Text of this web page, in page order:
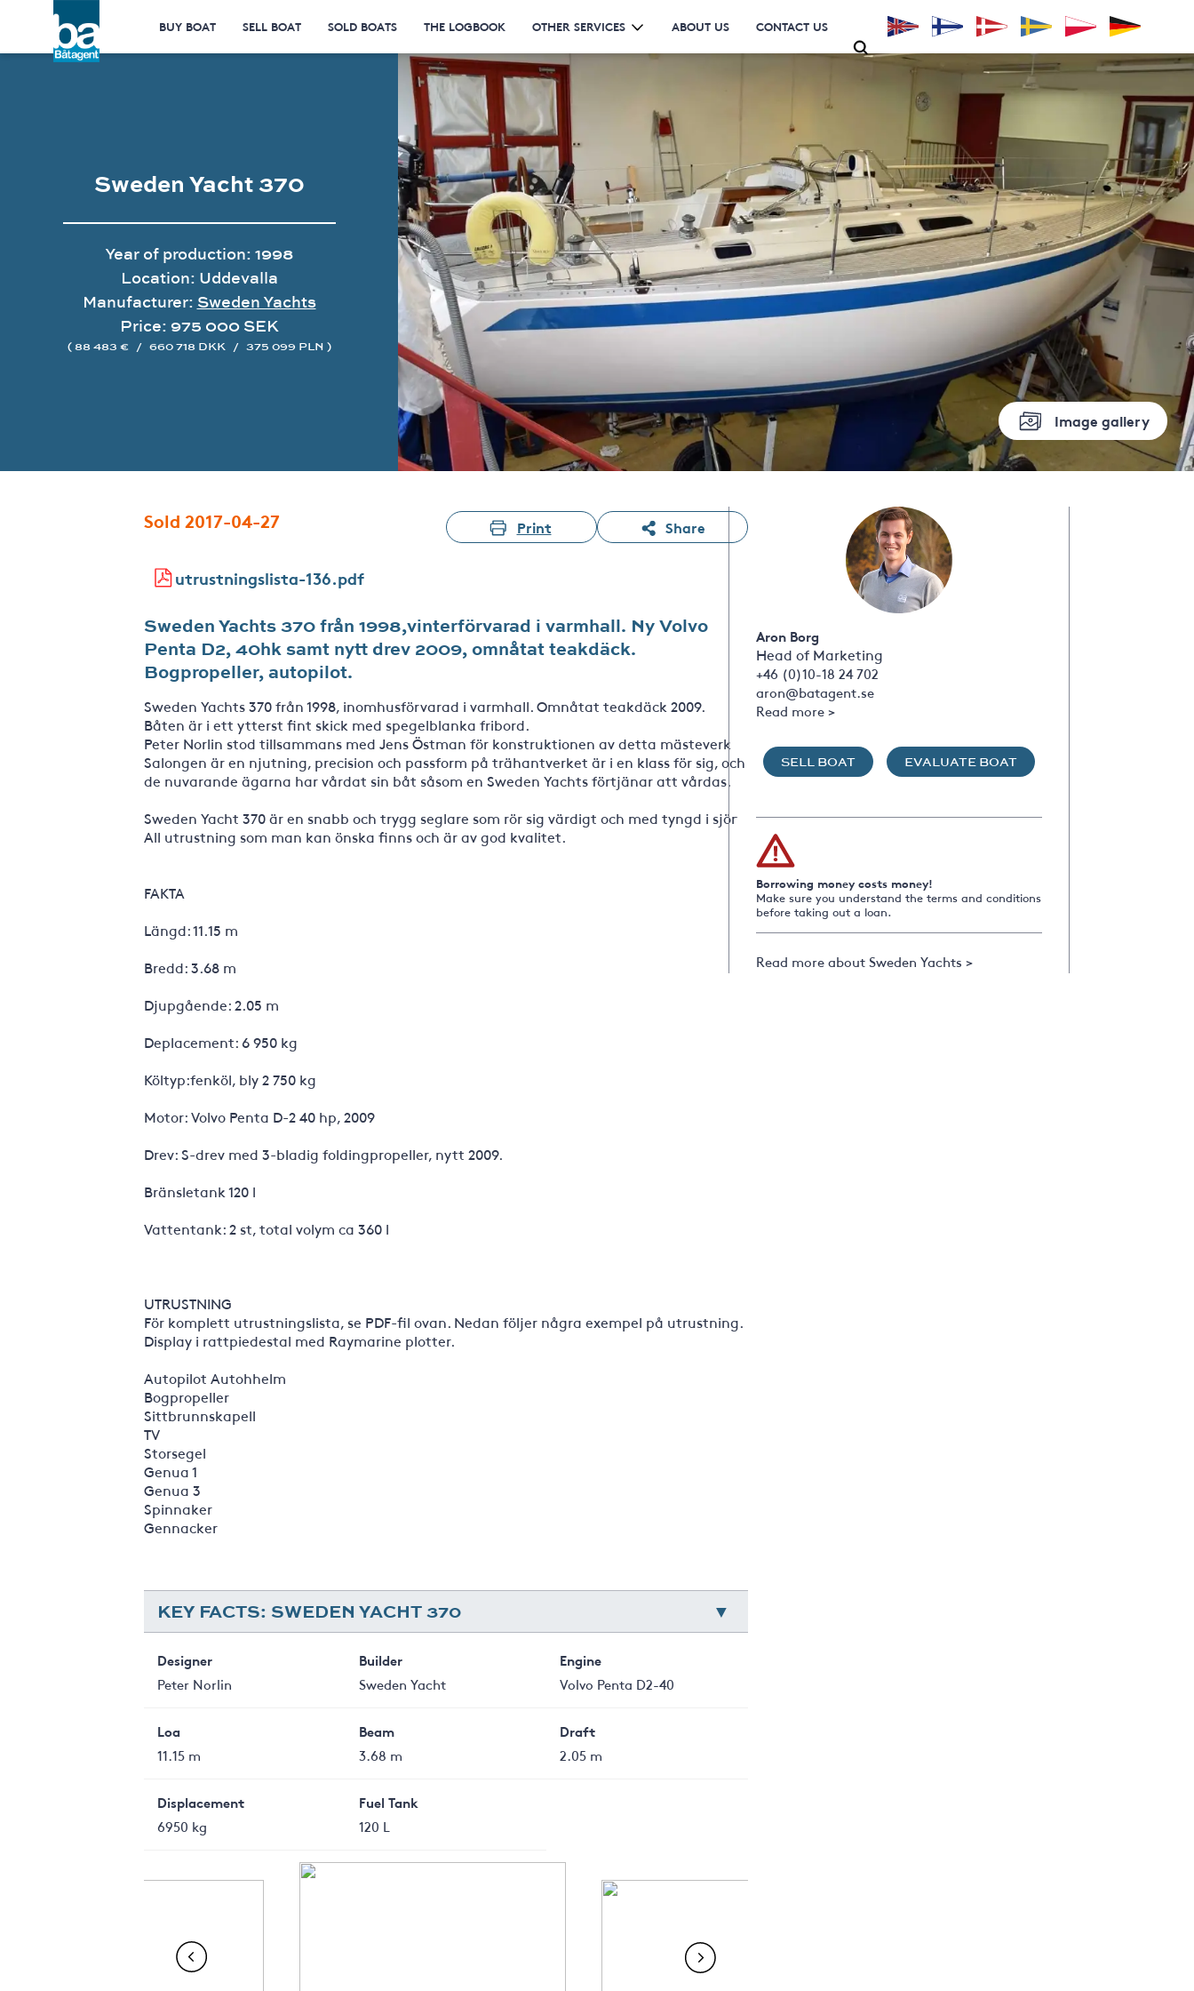
BUY BOAT SELL BOAT SOLD BOATS THE LOGBOOK OTHER SERVICES ABOUT US CONTACT US
Image gallery
Sweden Yacht 370
Year of production: 1998
Location: Uddevalla
Manufacturer: Sweden Yachts
Price: 975 000 SEK
( 88 483 € / 660 718 DKK / 375 099 PLN )
Sold 2017-04-27 Print Share
utrustningslista-136.pdf
Sweden Yachts 370 från 1998,vinterförvarad i varmhall. Ny Volvo
Penta D2, 40hk samt nytt drev 2009, omnåtat teakdäck.
Bogpropeller, autopilot.
Sweden Yachts 370 från 1998, inomhusförvarad i varmhall. Omnåtat teakdäck 2009.
Båten är i ett ytterst fint skick med spegelblanka fribord.
Peter Norlin stod tillsammans med Jens Östman för konstruktionen av detta mästeverk
Salongen är en njutning, precision och passform på trähantverket är i en klass för sig, och
de nuvarande ägarna har vårdat sin båt såsom en Sweden Yachts förtjänar att vårdas.
Sweden Yacht 370 är en snabb och trygg seglare som rör sig värdigt och med tyngd i sjön.
All utrustning som man kan önska finns och är av god kvalitet.
FAKTA
Längd: 11.15 m
Bredd: 3.68 m
Djupgående: 2.05 m
Deplacement: 6 950 kg
Költyp:fenköl, bly 2 750 kg
Motor: Volvo Penta D-2 40 hp, 2009
Drev: S-drev med 3-bladig foldingpropeller, nytt 2009.
Bränsletank 120 l
Vattentank: 2 st, total volym ca 360 l
UTRUSTNING
För komplett utrustningslista, se PDF-fil ovan. Nedan följer några exempel på utrustning.
Display i rattpiedestal med Raymarine plotter.
Autopilot Autohhelm
Bogpropeller
Sittbrunnskapell
TV
Storsegel
Genua 1
Genua 3
Spinnaker
Gennacker
KEY FACTS: SWEDEN YACHT 370
Designer
Peter Norlin
Builder
Sweden Yacht
Engine
Volvo Penta D2-40
Loa
11.15 m
Beam
3.68 m
Draft
2.05 m
Displacement
6950 kg
Fuel Tank
120 L
Aron Borg
Head of Marketing
+46 (0)10-18 24 702
aron@batagent.se
Read more >
SELL BOAT EVALUATE BOAT
Borrowing money costs money!
Make sure you understand the terms and conditions
before taking out a loan.
Read more about Sweden Yachts >